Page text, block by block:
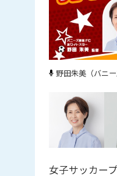
野田朱美（バニー
女子サッカー